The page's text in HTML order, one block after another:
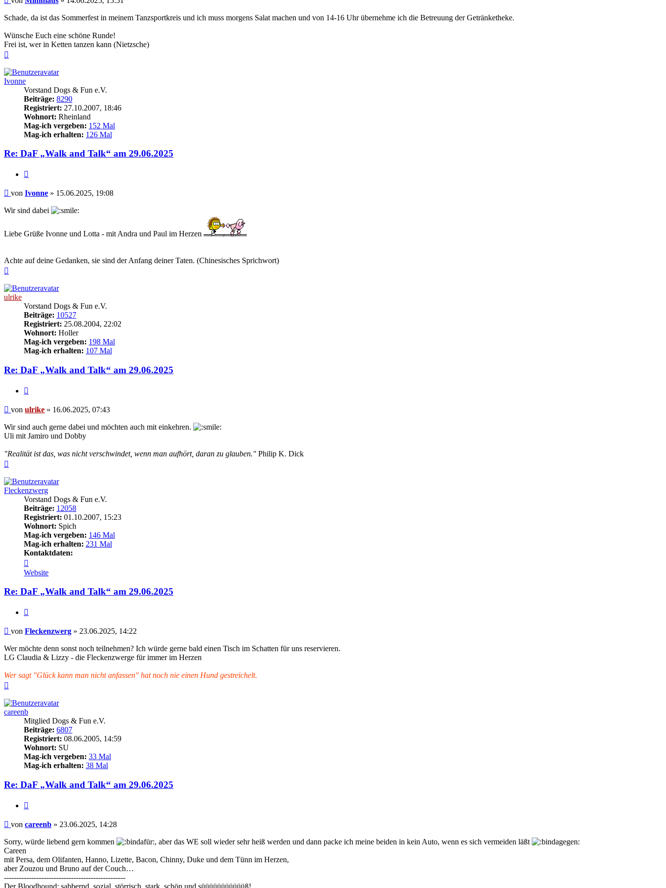
Schade, da ist das Sommerfest in meinem Tanzsportkreis und ich muss morgens Salat machen und von 14-16 Uhr übernehme ich die Betreuung der Getränketheke.
Wünsche Euch eine schöne Runde!
Frei ist, wer in Ketten tanzen kann (Nietzsche)
Ivonne
Vorstand Dogs & Fun e.V.
Beiträge: 8290
Registriert: 27.10.2007, 18:46
Wohnort: Rheinland
Mag-ich vergeben: 152 Mal
Mag-ich erhalten: 126 Mal
Re: DaF „Walk and Talk“ am 29.06.2025
Beitrag
von Ivonne » 15.06.2025, 19:08
Wir sind dabei
Liebe Grüße Ivonne und Lotta - mit Andra und Paul im Herzen
Achte auf deine Gedanken, sie sind der Anfang deiner Taten. (Chinesisches Sprichwort)
ulrike
Vorstand Dogs & Fun e.V.
Beiträge: 10527
Registriert: 25.08.2004, 22:02
Wohnort: Holler
Mag-ich vergeben: 198 Mal
Mag-ich erhalten: 107 Mal
Re: DaF „Walk and Talk“ am 29.06.2025
Beitrag
von ulrike » 16.06.2025, 07:43
Wir sind auch gerne dabei und möchten auch mit einkehren.
Uli mit Jamiro und Dobby
"Realität ist das, was nicht verschwindet, wenn man aufhört, daran zu glauben." Philip K. Dick
Fleckenzwerg
Vorstand Dogs & Fun e.V.
Beiträge: 12058
Registriert: 01.10.2007, 15:23
Wohnort: Spich
Mag-ich vergeben: 146 Mal
Mag-ich erhalten: 231 Mal
Kontaktdaten:
von
Fleckenzwerg
Website
Re: DaF „Walk and Talk“ am 29.06.2025
Beitrag
von Fleckenzwerg » 23.06.2025, 14:22
Wer möchte denn sonst noch teilnehmen? Ich würde gerne bald einen Tisch im Schatten für uns reservieren.
LG Claudia & Lizzy - die Fleckenzwerge für immer im Herzen
Wer sagt "Glück kann man nicht anfassen" hat noch nie einen Hund gestreichelt.
careenb
Mitglied Dogs & Fun e.V.
Beiträge: 6807
Registriert: 08.06.2005, 14:59
Wohnort: SU
Mag-ich vergeben: 33 Mal
Mag-ich erhalten: 38 Mal
Re: DaF „Walk and Talk“ am 29.06.2025
Beitrag
von careenb » 23.06.2025, 14:28
Sorry, würde liebend gern kommen
, aber das WE soll wieder sehr heiß werden und dann packe ich meine beiden in kein Auto, wenn es sich vermeiden läßt
Careen
mit Persa, dem Olifanten, Hanno, Lizette, Bacon, Chinny, Duke und dem Tünn im Herzen,
aber Zouzou und Bruno auf der Couch…
-------------------------------------------------
Der Bloodhound: sabbernd, sozial, störrisch, stark, schön und süüüüüüüüüüüß!